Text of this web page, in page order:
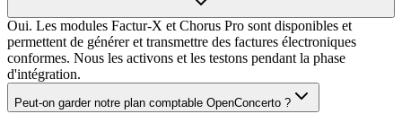
Oui. Les modules Factur-X et Chorus Pro sont disponibles et
permettent de générer et transmettre des factures électroniques
conformes. Nous les activons et les testons pendant la phase
d'intégration.
Peut-on garder notre plan comptable OpenConcerto ?